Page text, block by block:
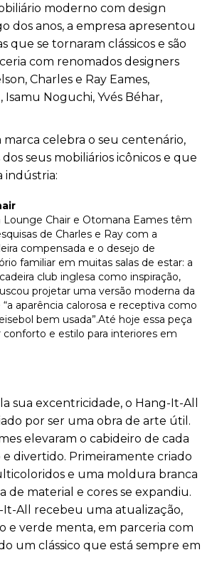
moderno com design
dos anos, a empresa apresentou
que se tornaram clássicos e são
com renomados designers
Charles e Ray Eames,
Isamu Noguchi, Yvés Béhar,
marca celebra o seu centenário,
seus mobiliários icônicos e que
indústria:
Lounge Chair e Otomana Eames têm
de Charles e Ray com a
compensada e o desejo de
familiar em muitas salas de estar: a
club inglesa como inspiração,
projetar uma versão moderna da
aparência calorosa e receptiva como
bem usada”.Até hoje essa peça
e estilo para interiores em
sua excentricidade, o Hang-It-All
por ser uma obra de arte útil.
elevaram o cabideiro de cada
e divertido. Primeiramente criado
e uma moldura branca
de material e cores se expandiu.
It-All recebeu uma atualização,
e verde menta, em parceria com
um clássico que está sempre em